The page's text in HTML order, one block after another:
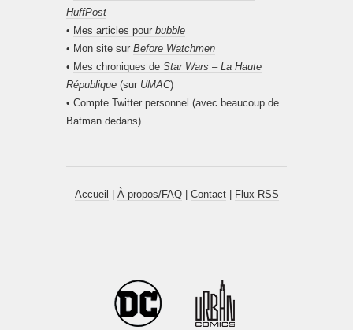
HuffPost
• Mes articles pour bubble
• Mon site sur Before Watchmen
• Mes chroniques de Star Wars – La Haute
République (sur UMAC)
• Compte Twitter personnel (avec beaucoup de
Batman dedans)
Accueil À propos/FAQ| Contact| Flux RSS